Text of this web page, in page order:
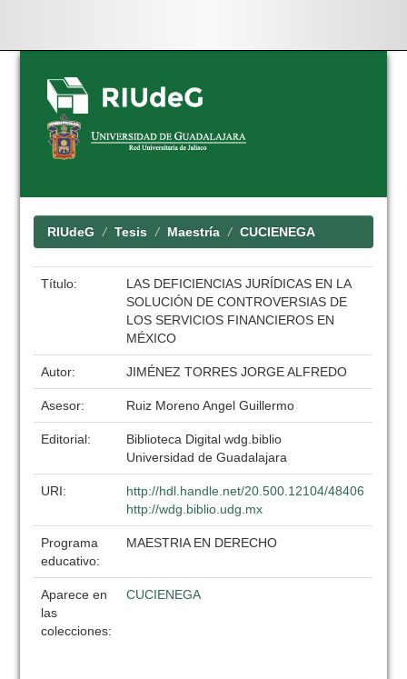
Skip
navigation
RIUdeG Tesis Maestría CUCIENEGA
Título:
LAS DEFICIENCIAS JURÍDICAS EN LA
SOLUCIÓN DE CONTROVERSIAS DE
LOS SERVICIOS FINANCIEROS EN
MÉXICO
Autor: JIMÉNEZ TORRES JORGE ALFREDO
Asesor: Ruiz Moreno Angel Guillermo
Editorial:
Biblioteca Digital wdg.biblio
Universidad de Guadalajara
URI:
http://hdl.handle.net/20.500.12104/48406
http://wdg.biblio.udg.mx
Programa
educativo:
MAESTRIA EN DERECHO
Aparece en
las
colecciones:
CUCIENEGA